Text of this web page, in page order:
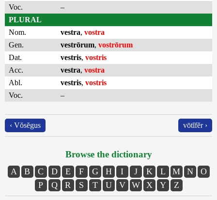
Voc.
–
PLURAL
Nom.
vestra, vostra
Gen.
vestrōrum, vostrōrum
Dat.
vestris, vostris
Acc.
vestra, vostra
Abl.
vestris, vostris
Voc.
–
‹ Vŏsĕgus vōtĭfĕr ›
Browse the dictionary
A B C D E F G H I J K L M N
O
P
Q R S T U V W X Y Z